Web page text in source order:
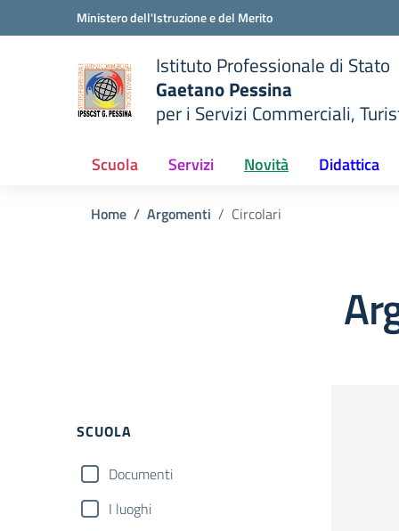
Vai ai contenuti
Vai al menu di navigazioneMinistero dell'Istruzione e del Merito
Istituto Professionale di Stato
Gaetano Pessina
per i Servizi Commerciali,
Scuola Servizi Novità Didattica
Home Argomenti Circolari
Filtri
Cerca
SCUOLA
Documenti
I luoghi